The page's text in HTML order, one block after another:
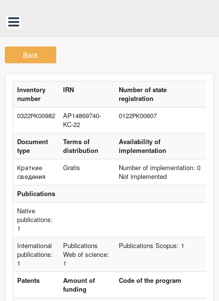
Back
Inventory
number
IRN
Number of state
registration
0322РК00982
AP14869740-
KC-22
0122РК00607
Document
type
Terms of
distribution
Availability of
implementation
Краткие
сведения
Gratis
Number of implementation: 0
Not implemented
Publications
Native
publications:
1
International
publications:
1
Publications
Web of science:
1
Publications Scopus: 1
Patents
Amount of
funding
Code of the program